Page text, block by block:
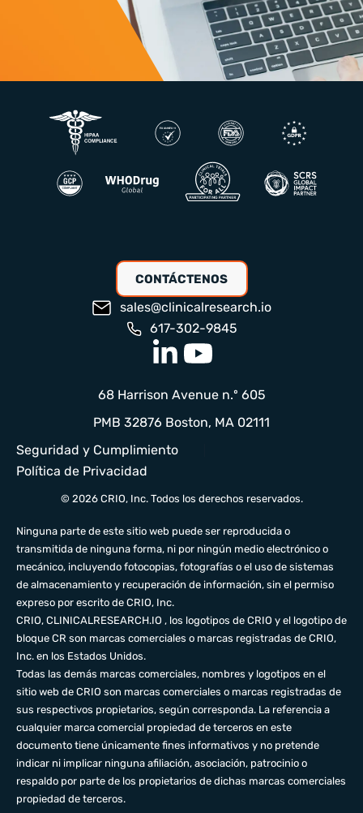
CONTÁCTENOS
sales@clinicalresearch.io
617-302-9845
Seguridad y Cumplimiento
Política de Privacidad
© 2026 CRIO, Inc. Todos los derechos reservados.
68 Harrison Avenue n.º 605
PMB 32876 Boston, MA 02111
Ninguna parte de este sitio web puede ser reproducida o
transmitida de ninguna forma, ni por ningún medio electrónico o
mecánico, incluyendo fotocopias, fotografías o el uso de sistemas
de almacenamiento y recuperación de información, sin el permiso
expreso por escrito de CRIO, Inc.
CRIO, CLINICALRESEARCH.IO , los logotipos de CRIO y el logotipo de
bloque CR son marcas comerciales o marcas registradas de CRIO,
Inc. en los Estados Unidos.
Todas las demás marcas comerciales, nombres y logotipos en el
sitio web de CRIO son marcas comerciales o marcas registradas de
sus respectivos propietarios, según corresponda. La referencia a
cualquier marca comercial propiedad de terceros en este
documento tiene únicamente fines informativos y no pretende
indicar ni implicar ninguna afiliación, asociación, patrocinio o
respaldo por parte de los propietarios de dichas marcas comerciales
propiedad de terceros.